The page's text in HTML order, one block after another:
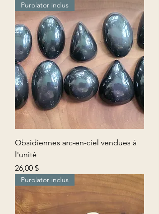
Purolator inclus
Obsidiennes arc-en-ciel vendues à
l'unité
Prix
26,00 $
Purolator inclus